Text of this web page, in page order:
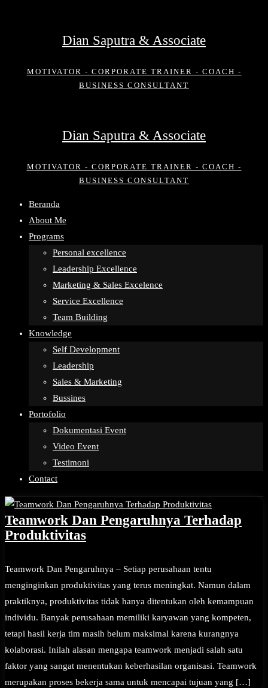
Dian Saputra & Associate
MOTIVATOR - CORPORATE TRAINER - COACH -
BUSINESS CONSULTANT
Dian Saputra & Associate
MOTIVATOR - CORPORATE TRAINER - COACH -
BUSINESS CONSULTANT
Beranda
About Me
Programs
Personal excellence
Leadership Excellence
Marketing & Sales Excelence
Service Excellence
Team Building
Knowledge
Self Development
Leadership
Sales & Marketing
Bussines
Portofolio
Dokumentasi Event
Video Event
Testimoni
Contact
Teamwork Dan Pengaruhnya Terhadap
Produktivitas
Teamwork Dan Pengaruhnya – Setiap perusahaan tentu
menginginkan produktivitas yang terus meningkat. Namun dalam
praktiknya, produktivitas tidak hanya ditentukan oleh kemampuan
individu. Banyak perusahaan memiliki karyawan yang kompeten,
tetapi hasil kerja tim masih belum maksimal karena kurangnya
kolaborasi. Inilah alasan mengapa teamwork menjadi salah satu
faktor yang sangat menentukan keberhasilan organisasi. Teamwork
merupakan proses bekerja sama untuk mencapai tujuan yang […]